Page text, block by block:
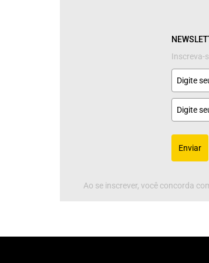
Inscreva-
Enviar
Ao se inscrever, você concorda